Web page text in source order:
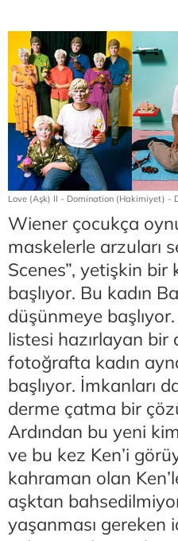
Love (Aşk) II - Domination (Hakimiyet) -
Wiener çocukça
maskelerle arzuları
Scenes”, yetişkin bir
başlıyor. Bu kadın
düşünmeye
listesi hazırlayan
fotoğrafta kadın
başlıyor. İmkanları
derme çatma bir
Ardından bu yeni
ve bu kez Ken’i
kahraman olan
aşktan
yaşanması